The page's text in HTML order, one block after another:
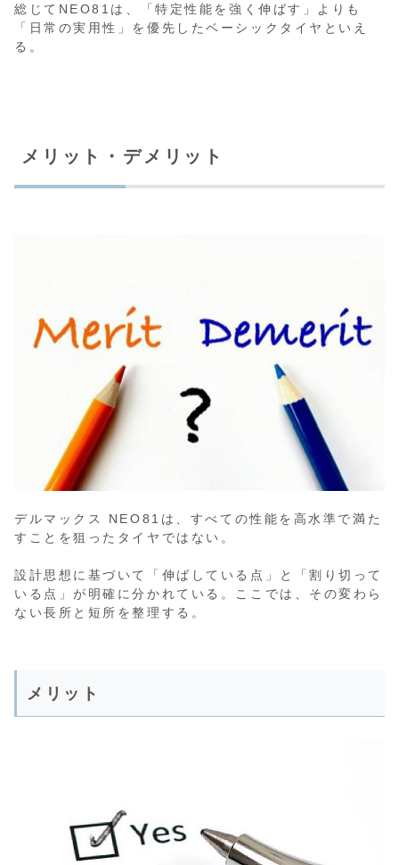
総じてNEO81は、「特定性能を強く伸ばす」よりも
「日常の実用性」を優先したベーシックタイヤといえ
る。
メリット・デメリット
デルマックス NEO81は、すべての性能を高水準で満た
すことを狙ったタイヤではない。
設計思想に基づいて「伸ばしている点」と「割り切って
いる点」が明確に分かれている。ここでは、その変わら
ない長所と短所を整理する。
メリット